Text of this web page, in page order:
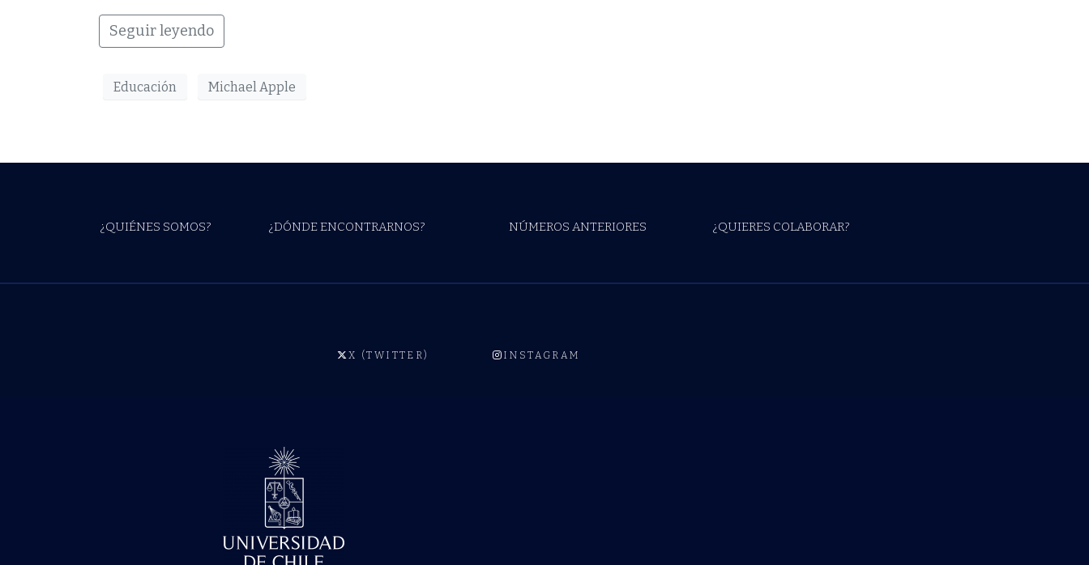
Seguir leyendo
Educación Michael Apple
¿QUIÉNES SOMOS? ¿DÓNDE ENCONTRARNOS? NÚMEROS ANTERIORES ¿QUIERES COLABORAR?
X (TWITTER) INSTAGRAM